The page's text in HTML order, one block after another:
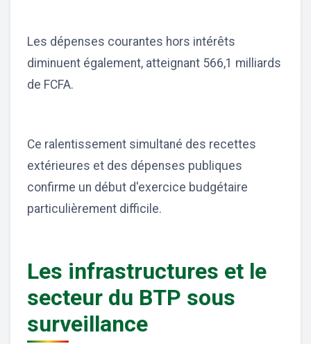
Les dépenses courantes hors intérêts
diminuent également, atteignant 566,1 milliards
de FCFA.
Ce ralentissement simultané des recettes
extérieures et des dépenses publiques
confirme un début d'exercice budgétaire
particulièrement difficile.
Les infrastructures et le
secteur du BTP sous
surveillance